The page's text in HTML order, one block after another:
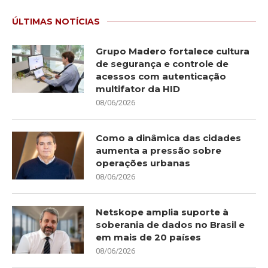
ÚLTIMAS NOTÍCIAS
Grupo Madero fortalece cultura
de segurança e controle de
acessos com autenticação
multifator da HID
08/06/2026
Como a dinâmica das cidades
aumenta a pressão sobre
operações urbanas
08/06/2026
Netskope amplia suporte à
soberania de dados no Brasil e
em mais de 20 países
08/06/2026